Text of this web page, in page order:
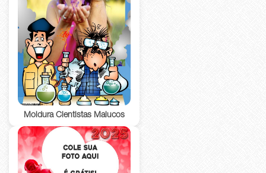
Moldura Cientistas Malucos